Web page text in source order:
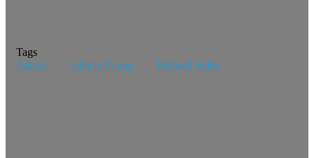
Tags
Alaska
Aliscia Young Richard Sidey